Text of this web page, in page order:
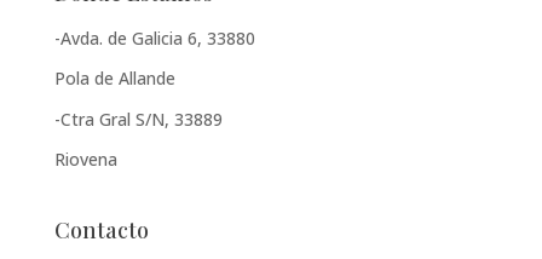
-Avda. de Galicia 6, 33880
Pola de Allande
-Ctra Gral S/N, 33889
Riovena
Contacto